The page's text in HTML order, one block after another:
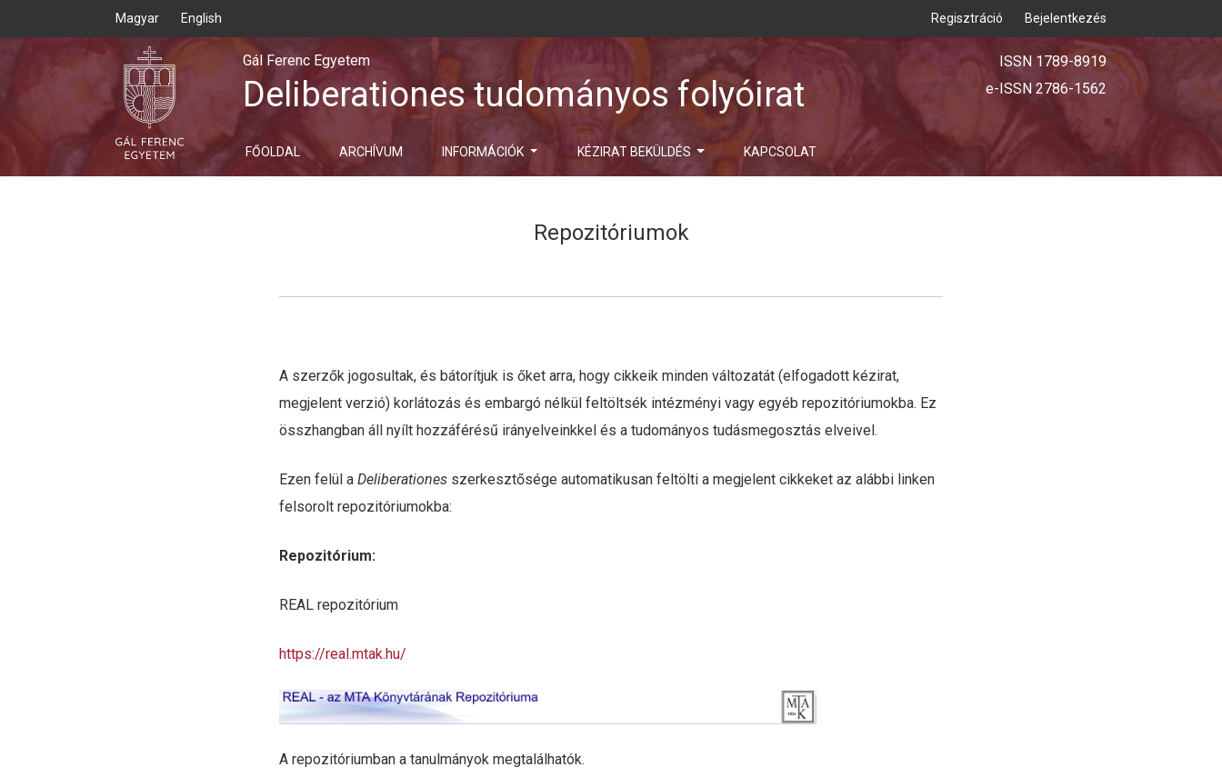
Magyar English Regisztráció Bejelentkezés
Gál Ferenc Egyetem
Deliberationes tudományos folyóirat
FŐOLDAL ARCHÍVUM INFORMÁCIÓK KÉZIRAT BEKÜLDÉS KAPCSOLAT
ISSN 1789-8919
e-ISSN 2786-1562
Repozitóriumok
A szerzők jogosultak, és bátorítjuk is őket arra, hogy cikkeik minden változatát (elfogadott kézirat,
megjelent verzió) korlátozás és embargó nélkül feltöltsék intézményi vagy egyéb repozitóriumokba. Ez
összhangban áll nyílt hozzáférésű irányelveinkkel és a tudományos tudásmegosztás elveivel.
Ezen felül a Deliberationes szerkesztősége automatikusan feltölti a megjelent cikkeket az alábbi linken
felsorolt repozitóriumokba:
Repozitórium:
REAL repozitórium
https://real.mtak.hu/
A repozitóriumban a tanulmányok megtalálhatók.